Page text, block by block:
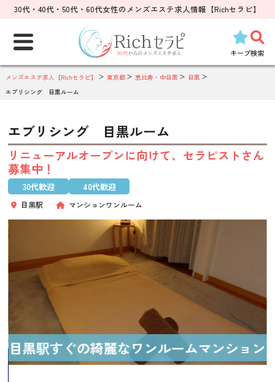
30代・40代・50代・60代女性のメンズエステ求人情報【Richセラピ】
キープ検索
索:
メンズエステ求人【Richセラピ】 東京都 恵比寿・中目黒
目黒
エブリシング 目黒ルーム
エブリシング 目黒ルーム
リニューアルオープンに向けて、セラピストさん
募集中！
30代歓迎 40代歓迎
目黒駅 マンションワンルーム
目黒駅すぐの綺麗なワンルームマンション